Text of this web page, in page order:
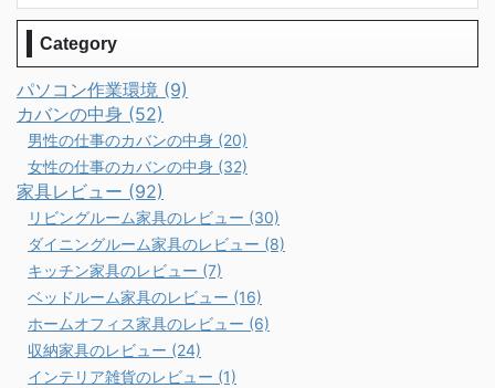
Category
パソコン作業環境 (9)
カバンの中身 (52)
男性の仕事のカバンの中身 (20)
女性の仕事のカバンの中身 (32)
家具レビュー (92)
リビングルーム家具のレビュー (30)
ダイニングルーム家具のレビュー (8)
キッチン家具のレビュー (7)
ベッドルーム家具のレビュー (16)
ホームオフィス家具のレビュー (6)
収納家具のレビュー (24)
インテリア雑貨のレビュー (1)